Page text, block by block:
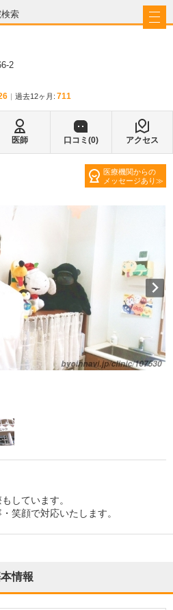
索
2
過去12ヶ月: 711
医師 口コミ(0) アクセス
医療機関からの
メッセージあり
しています。
笑顔で対応いたします。
情報